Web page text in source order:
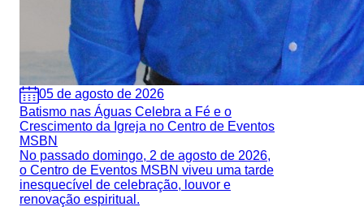
05 de agosto de 2026
Batismo nas Águas Celebra a Fé e o
Crescimento da Igreja no Centro de Eventos
MSBN
No passado domingo, 2 de agosto de 2026,
o Centro de Eventos MSBN viveu uma tarde
inesquecível de celebração, louvor e
renovação espiritual.